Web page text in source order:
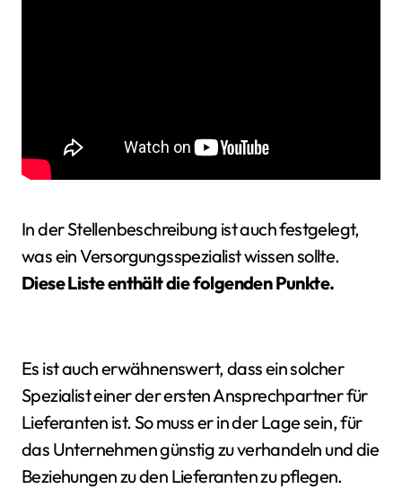
In der Stellenbeschreibung ist auch festgelegt,
was ein Versorgungsspezialist wissen sollte.
Diese Liste enthält die folgenden Punkte.
Es ist auch erwähnenswert, dass ein solcher
Spezialist einer der ersten Ansprechpartner für
Lieferanten ist. So muss er in der Lage sein, für
das Unternehmen günstig zu verhandeln und die
Beziehungen zu den Lieferanten zu pflegen.